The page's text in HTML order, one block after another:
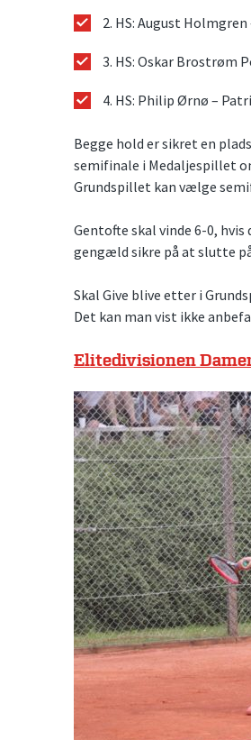
2. HS: August
3. HS: Oskar Brostrøm
4. HS: Philip Ørnø –
Begge hold er sikret en
semifinale i Medaljespillet
Grundspillet kan vælge
Gentofte skal vinde 6-0,
gengæld sikre på at slutte
Skal Give blive etter i
Det kan man vist ikke
Elitedivisionen